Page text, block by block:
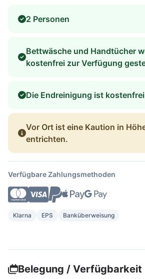
2 Personen
Bettwäsche und Handtücher
kostenfrei zur Verfügung
Die Endreinigung ist
Vor Ort ist eine Kaution in
entrichten.
Verfügbare Zahlungsmethoden
Klarna EPS Banküberweisung
Belegung / Verfügbarkeit